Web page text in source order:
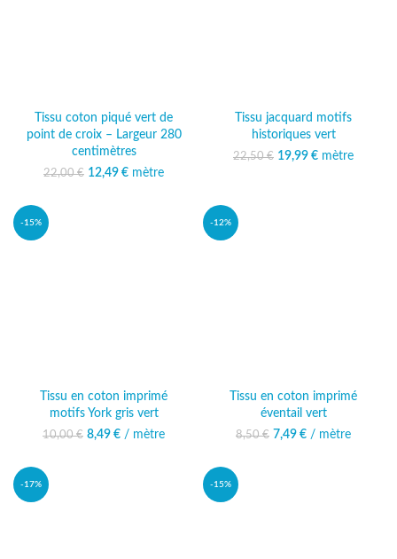
Tissu coton piqué vert de
point de croix – Largeur 280
centimètres
22,00€ Le prix initial était :
12,49 €
Le prix
mètre
Tissu jacquard motifs
historiques vert
22,50€ Le prix initial était :
19,99 €
Le prix
mètre
-15%
Tissu en coton imprimé
motifs York gris vert
10,00€ Le prix initial était :
8,49 € Le prix actuel
/ mètre
-12%
Tissu en coton imprimé
éventail vert
8,50€
Le prix initial était :
7,49 € Le prix actuel
/ mètre
-17% -15%